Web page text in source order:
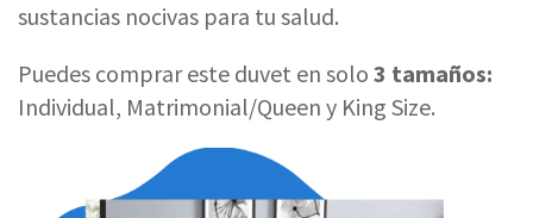
sustancias nocivas para tu salud.
Puedes comprar este duvet en solo 3 tamaños:
Individual, Matrimonial/Queen y King Size.